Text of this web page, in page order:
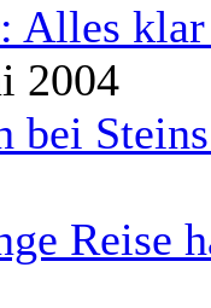
Alles
2004
bei
Reise